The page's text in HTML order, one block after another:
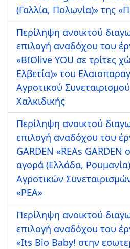
(Γαλλία, Πολωνία)» της
Περίληψη ανοικτού
επιλογή αναδόχου του
«BIOlive YOU σε τρίτες
Ελβετία)» του
Αγροτικού
Χαλκιδικής
Περίληψη ανοικτού
επιλογή αναδόχου του
GARDEN «REAs GARDEN
αγορά (Ελλάδα,
Αγροτικών
«ΡΕΑ»
Περίληψη ανοικτού
επιλογή αναδόχου του
«Its Bio Baby! στην